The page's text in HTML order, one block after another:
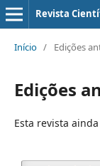
Revista
Início / Edições
Edições
Esta revista